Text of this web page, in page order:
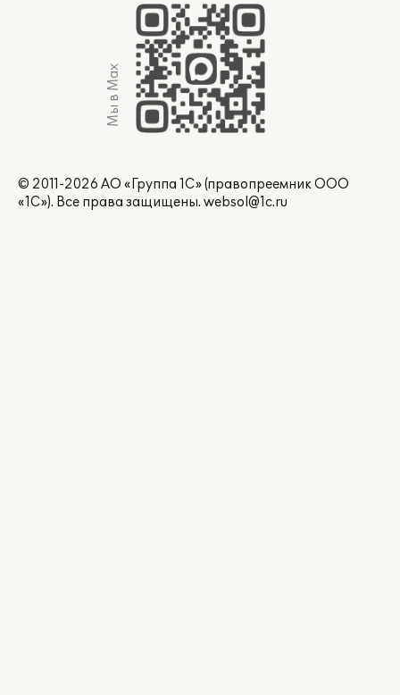
Мы в Max
© 2011-2026 АО «Группа 1С» (правопреемник ООО
«1С»). Все права защищены. websol@1c.ru